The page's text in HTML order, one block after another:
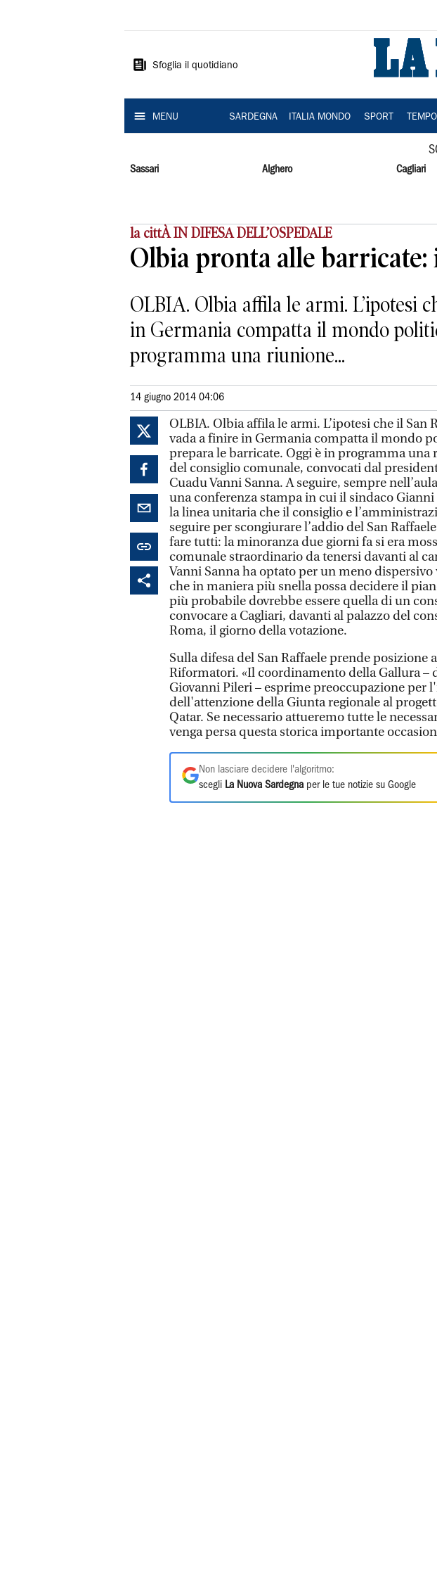
Sardegna
Sfoglia il quotidiano
MENU SARDEGNA ITALIA MONDO SPORT
Sassari Alghero Cagliari
la cittÀ IN DIFESA DELL’OSPEDALE
Olbia pronta alle
OLBIA. Olbia affila le armi. L’ipotesi
in Germania compatta il mondo
programma una riunione...
14 giugno 2014 04:06
OLBIA. Olbia affila le armi. L’ipotesi che il San
vada a finire in Germania compatta il mondo
prepara le barricate. Oggi è in programma
del consiglio comunale, convocati dal
Cuadu Vanni Sanna. A seguire, sempre
una conferenza stampa in cui il sindaco
la linea unitaria che il consiglio e
seguire per scongiurare l’addio del San
fare tutti: la minoranza due giorni fa si era
comunale straordinario da tenersi davanti al
Vanni Sanna ha optato per un meno
che in maniera più snella possa decidere il
più probabile dovrebbe essere quella di un
convocare a Cagliari, davanti al palazzo del
Roma, il giorno della votazione.
Sulla difesa del San Raffaele prende posizione
Riformatori. «Il coordinamento della Gallura –
Giovanni Pileri – esprime preoccupazione per
dell'attenzione della Giunta regionale al
Qatar. Se necessario attueremo tutte le
venga persa questa storica importante
Non lasciare decidere l'algoritmo:
scegli La Nuova Sardegna per le tue notizie su Google